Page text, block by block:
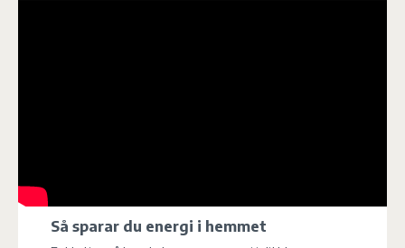
Så sparar du energi i hemmet